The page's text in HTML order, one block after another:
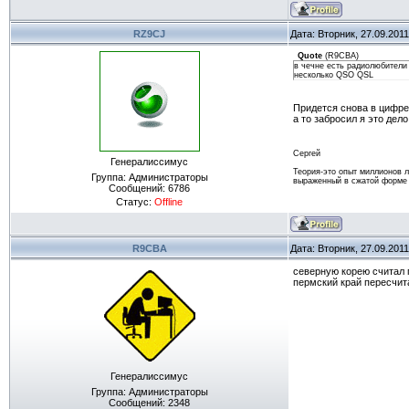
RZ9CJ Дата: Вторник,
Генералиссимус
Группа: Администраторы
Сообщений: 6786
Статус: Offline
Quote (R9CBA)
в чечне есть радиолюбители
несколько QSO QSL
Придется снова в
а то забросил я это дело
Сергей
Теория-это опыт миллионов
выраженный в сжатой форме
R9CBA Дата: Вторник,
Генералиссимус
Группа: Администраторы
Сообщений: 2348
северную корею считал
пермский край